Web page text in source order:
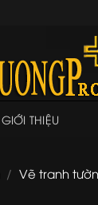
GIỚI THIỆU
/ Vẽ tranh